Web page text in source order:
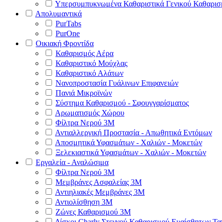
Υπερσυμπυκνωμένα Καθαριστικά Γενικού
Απολυμαντικά
PurTabs
PurOne
Οικιακή Φροντίδα
Καθαρισμός Αέρα
Καθαριστικό Μούχλας
Καθαριστικό Αλάτων
Νανοπροστασία Γυάλινων Επιφανειών
Πανιά Μικροϊνών
Σύστημα Καθαρισμού - Σφουγγαρίσματος
Αρωματισμός Χώρου
Φίλτρα Νερού 3Μ
Αντιαλλεργική Προστασία - Απωθητικά Εντόμων
Αποσμητικά Υφασμάτων - Χαλιών - Μοκετών
Ξελεκιαστικά Υφασμάτων - Χαλιών - Μοκετών
Εργαλεία - Αναλώσιμα
Φίλτρα Νερού 3Μ
Μεμβράνες Ασφαλείας 3Μ
Αντιηλιακές Μεμβράνες 3Μ
Αντιολίσθηση 3Μ
Ζώνες Καθαρισμού 3Μ